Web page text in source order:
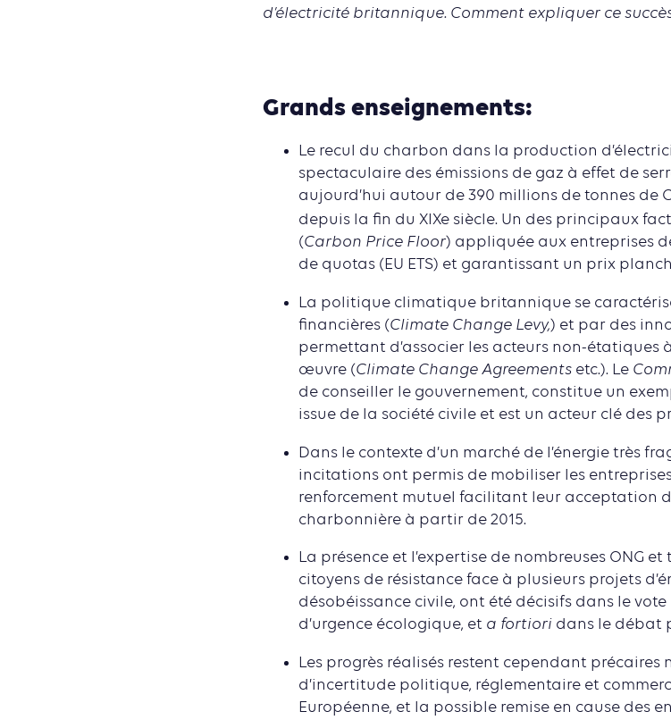
d’électricité britannique. Comment expliquer ce
Grands enseignements:
Le recul du charbon dans la production
spectaculaire des émissions de gaz à effet de
aujourd’hui autour de 390 millions de tonnes de
depuis la fin du XIXe siècle. Un des principaux
(Carbon Price Floor) appliquée aux entreprises
de quotas (EU ETS) et garantissant un prix
La politique climatique britannique se
financières (Climate Change Levy,) et par des
permettant d’associer les acteurs non-étatiques
œuvre (Climate Change Agreements etc.). Le
de conseiller le gouvernement, constitue un
issue de la société civile et est un acteur clé des
Dans le contexte d’un marché de l’énergie très
incitations ont permis de mobiliser les
renforcement mutuel facilitant leur acceptation
charbonnière à partir de 2015.
La présence et l’expertise de nombreuses ONG
citoyens de résistance face à plusieurs projets
désobéissance civile, ont été décisifs dans le
d’urgence écologique, et a fortiori dans le débat
Les progrès réalisés restent cependant
d’incertitude politique, réglementaire et
Européenne, et la possible remise en cause des